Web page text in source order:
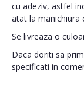
cu adeziv, astfel
atat la manichiura
Se livreaza o
Daca doriti sa
specificati in